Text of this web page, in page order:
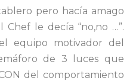
pero hacía amago
le decía “no,no …”.
equipo motivador del
de 3 luces que
del comportamiento